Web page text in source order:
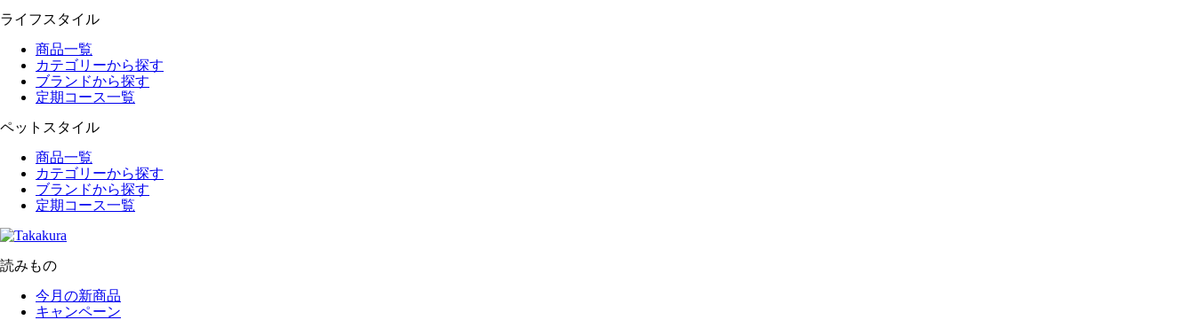
ライフスタイル
商品一覧
カテゴリーから探す
ブランドから探す
定期コース一覧
ペットスタイル
商品一覧
カテゴリーから探す
ブランドから探す
定期コース一覧
読みもの
今月の新商品
キャンペーン